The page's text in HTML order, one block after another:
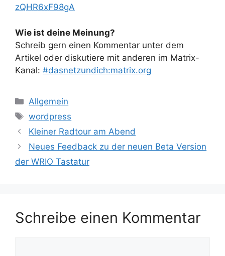
zQHR6xF98gA
Wie ist deine Meinung?
Schreib gern einen Kommentar unter dem
Artikel oder diskutiere mit anderen im Matrix-
Kanal: #dasnetzundich:matrix.org
Kategorien
Allgemein
Schlagwörter
wordpress
Kleiner Radtour am Abend
Neues Feedback zu der neuen Beta Version
der WRIO Tastatur
Schreibe einen Kommentar